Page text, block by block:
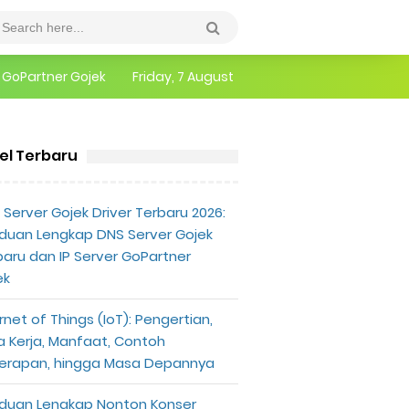
Friday, 7 August
Terbaru
Server Gojek Driver Terbaru 2026:
Lengkap DNS Server Gojek
dan IP Server GoPartner
of Things (IoT): Pengertian,
Kerja, Manfaat, Contoh
hingga Masa Depannya
Lengkap Nonton Konser